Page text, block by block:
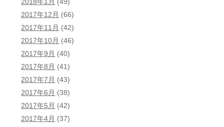
2018年1月 (49)
2017年12月 (66)
2017年11月 (42)
2017年10月 (46)
2017年9月 (40)
2017年8月 (41)
2017年7月 (43)
2017年6月 (38)
2017年5月 (42)
2017年4月 (37)